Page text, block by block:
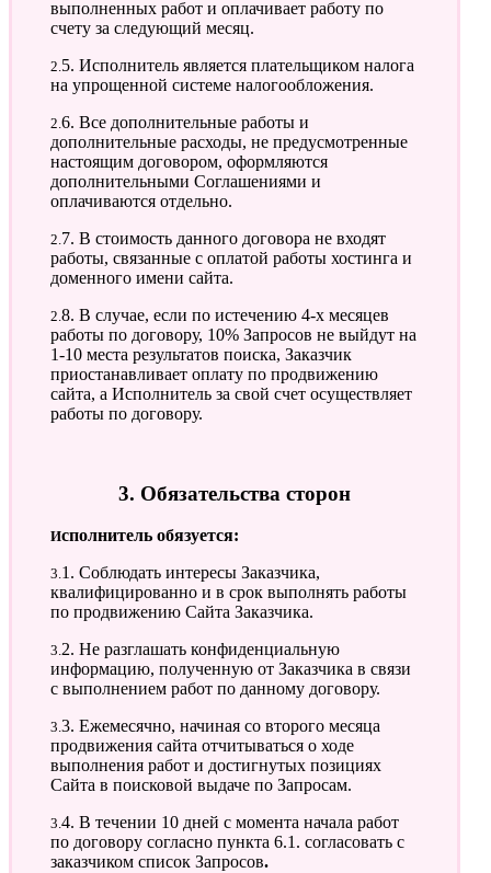
выполненных работ и оплачивает работу по
счету за следующий месяц.
2.5. Исполнитель является плательщиком налога
на упрощенной системе налогообложения.
2.6. Все дополнительные работы и
дополнительные расходы, не предусмотренные
настоящим договором, оформляются
дополнительными Соглашениями и
оплачиваются отдельно.
2.7. В стоимость данного договора не входят
работы, связанные с оплатой работы хостинга и
доменного имени сайта.
2.8. В случае, если по истечению 4-х месяцев
работы по договору, 10% Запросов не выйдут на
1-10 места результатов поиска, Заказчик
приостанавливает оплату по продвижению
сайта, а Исполнитель за свой счет осуществляет
работы по договору.
3. Обязательства сторон
Исполнитель обязуется:
3.1. Соблюдать интересы Заказчика,
квалифицированно и в срок выполнять работы
по продвижению Сайта Заказчика.
3.2. Не разглашать конфиденциальную
информацию, полученную от Заказчика в связи
с выполнением работ по данному договору.
3.3. Ежемесячно, начиная со второго месяца
продвижения сайта отчитываться о ходе
выполнения работ и достигнутых позициях
Сайта в поисковой выдаче по Запросам.
3.4. В течении 10 дней с момента начала работ
по договору согласно пункта 6.1. согласовать с
заказчиком список Запросов.